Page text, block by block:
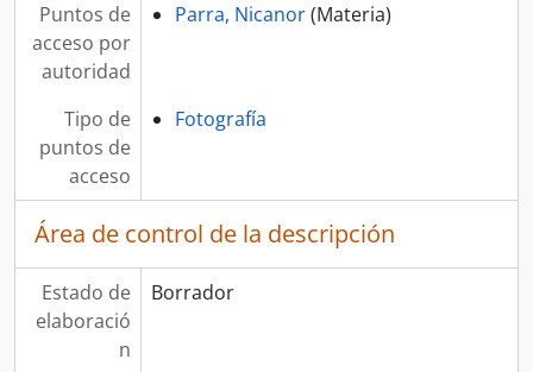
Puntos de
acceso por
autoridad
Parra, Nicanor(Materia)
Tipo de
puntos de
acceso
Fotografía
Área de control de la descripción
Estado de
elaboració
n
Borrador